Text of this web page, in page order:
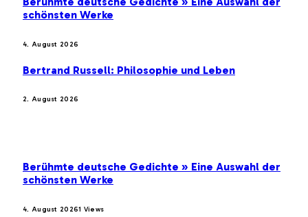
schönsten Werke
4. August 2026
Bertrand Russell: Philosophie und Leben
2. August 2026
Berühmte deutsche Gedichte » Eine Auswahl der
schönsten Werke
4. August 20261 Views